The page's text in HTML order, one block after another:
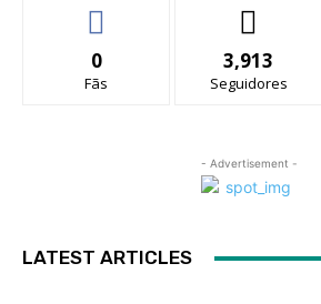
0
Fãs
3,913
Seguidores
- Advertisement -
LATEST ARTICLES